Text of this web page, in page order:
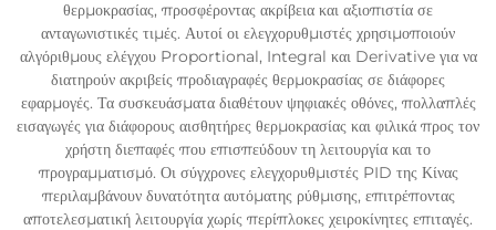
θερμοκρασίας, προσφέροντας ακρίβεια και αξιοπιστία σε
ανταγωνιστικές τιμές. Αυτοί οι ελεγχορυθμιστές χρησιμοποιούν
αλγόριθμους ελέγχου Proportional, Integral και Derivative για να
διατηρούν ακριβείς προδιαγραφές θερμοκρασίας σε διάφορες
εφαρμογές. Τα συσκευάσματα διαθέτουν ψηφιακές οθόνες, πολλαπλές
εισαγωγές για διάφορους αισθητήρες θερμοκρασίας και φιλικά προς τον
χρήστη διεπαφές που επισπεύδουν τη λειτουργία και το
προγραμματισμό. Οι σύγχρονες ελεγχορυθμιστές PID της Κίνας
περιλαμβάνουν δυνατότητα αυτόματης ρύθμισης, επιτρέποντας
αποτελεσματική λειτουργία χωρίς περίπλοκες χειροκίνητες επιταγές.